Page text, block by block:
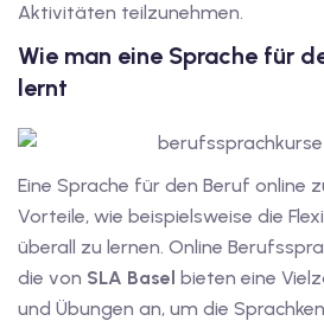
Aktivitäten teilzunehmen.
Wie man eine Sprache für
lernt
Eine Sprache für den Beruf online
Vorteile, wie beispielsweise die
überall zu lernen. Online
die von SLA Basel bieten eine
und Übungen an, um die